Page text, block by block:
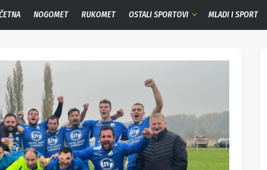
NOGOMET RUKOMET OSTALI SPORTOVI MLADI I SPORT